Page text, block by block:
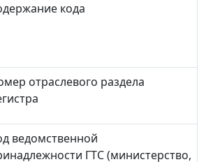
кода
отраслевого раздела
ведомственной
ГТС (министерство,